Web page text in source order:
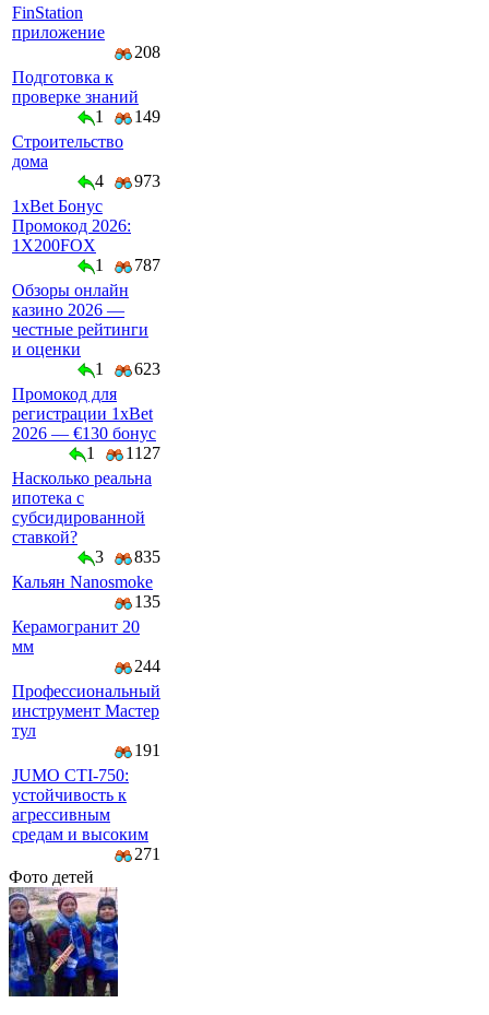
FinStation
приложение
208
Подготовка к
проверке знаний
1
149
Строительство
дома
4
973
1xBet Бонус
Промокод 2026:
1X200FOX
1
787
Обзоры онлайн
казино 2026 —
честные рейтинги
и оценки
1
623
Промокод для
регистрации 1xBet
2026 — €130 бонус
1
1127
Насколько реальна
ипотека с
субсидированной
ставкой?
3
835
Кальян Nanosmoke
135
Керамогранит 20
мм
244
Профессиональный
инструмент Мастер
тул
191
JUMO CTI-750:
устойчивость к
агрессивным
средам и высоким
271
Фото детей